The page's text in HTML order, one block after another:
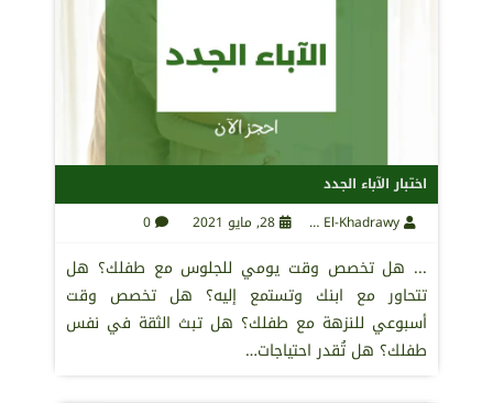
اختبار الآباء الجدد
28, مايو 2021 0
... هل تخصص وقت يومي للجلوس مع طفلك؟ هل
تتحاور مع ابنك وتستمع إليه؟ هل تخصص وقت
أسبوعي للنزهة مع طفلك؟ هل تبث الثقة في نفس
طفلك؟ هل تُقدر احتياجات…